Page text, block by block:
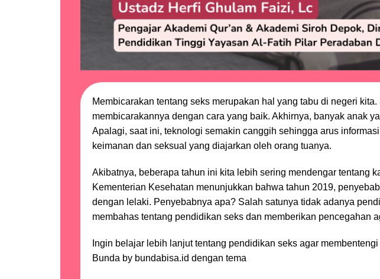
Membicarakan tentang seks merupakan hal yang tabu di negeri
membicarakannya dengan cara yang baik. Akhirnya, banyak anak
Apalagi, saat ini, teknologi semakin canggih sehingga arus
keimanan dan seksual yang diajarkan oleh orang tuanya.
Akibatnya, beberapa tahun ini kita lebih sering mendengar tentang
Kementerian Kesehatan menunjukkan bahwa tahun 2019,
dengan lelaki. Penyebabnya apa? Salah satunya tidak adanya
membahas tentang pendidikan seks dan memberikan pencegahan
Ingin belajar lebih lanjut tentang pendidikan seks agar
Bunda by bundabisa.id dengan tema